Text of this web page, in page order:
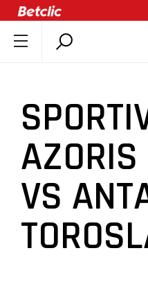
ÚLTIMAS
COMPETIÇÕES
ASSOCIAÇÕES
CLUBES
AGENTES
AGENDA
AZORIS
VS